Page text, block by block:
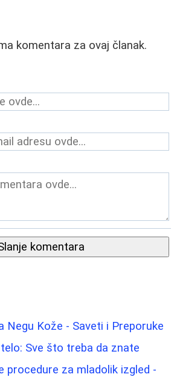
komentara za ovaj članak.
komentara
Negu Kože - Saveti i Preporuke
Sve što treba da znate
procedure za mladolik izgled -